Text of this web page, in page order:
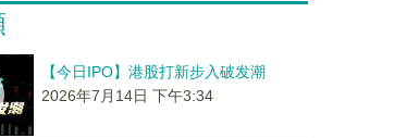
【今日IPO】港股打新步入破发潮
2026年7月14日 下午3:34